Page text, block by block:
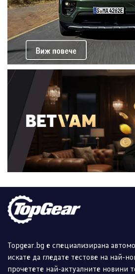
Topgear.bg е специализирана
искате да гледате тестове на най-
прочетете най-актуалните новини